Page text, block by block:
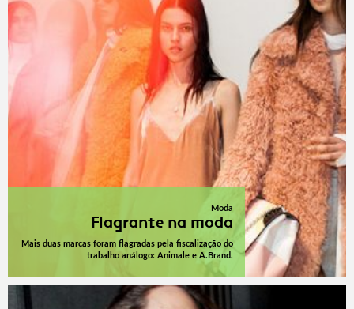
Moda
Flagrante na moda
Mais duas marcas foram flagradas pela fiscalização do
trabalho análogo: Animale e A.Brand.